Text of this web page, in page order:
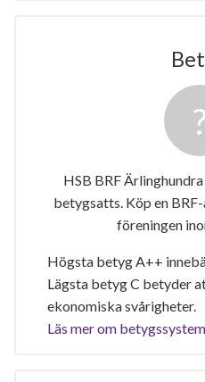
HSB BRF
betygsatts. Köp en
föreningen
Högsta betyg A++
Lägsta betyg C betyder
ekonomiska svårigheter.
Läs mer om